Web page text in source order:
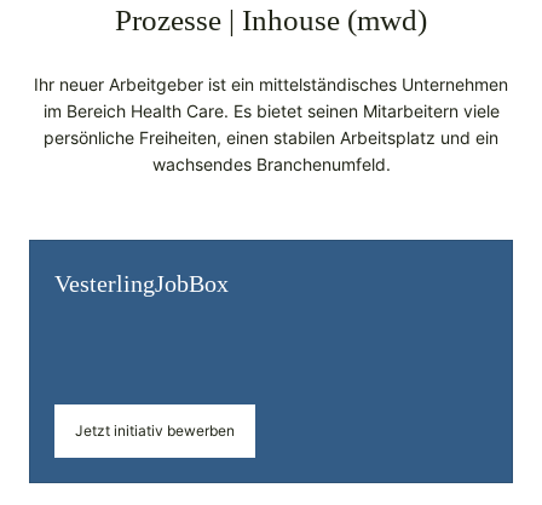
Prozesse | Inhouse (mwd)
Ihr neuer Arbeitgeber ist ein mittelständisches Unternehmen
im Bereich Health Care. Es bietet seinen Mitarbeitern viele
persönliche Freiheiten, einen stabilen Arbeitsplatz und ein
wachsendes Branchenumfeld.
Vesterling­JobBox
Jetzt initiativ bewerben